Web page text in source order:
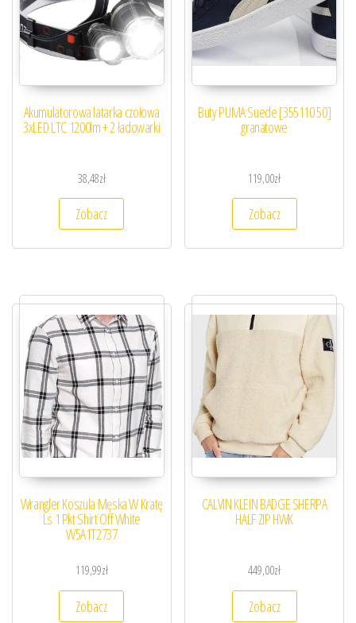
Akumulatorowa latarka czołowa
3xLED LTC 1200lm + 2 ładowarki
38,48zł
Zobacz
Buty PUMA Suede [355110 50]
granatowe
119,00zł
Zobacz
Wrangler Koszula Męska W Kratę
Ls 1 Pkt Shirt Off White
W5A1T2737
119,99zł
Zobacz
CALVIN KLEIN BADGE SHERPA
HALF ZIP HWK
449,00zł
Zobacz